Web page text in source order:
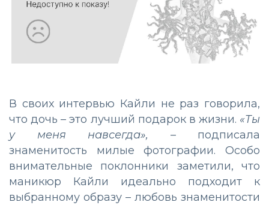
В своих интервью Кайли не раз говорила,
что дочь – это лучший подарок в жизни. «Ты
у меня навсегда», – подписала
знаменитость милые фотографии. Особо
внимательные поклонники заметили, что
маникюр Кайли идеально подходит к
выбранному образу – любовь знаменитости